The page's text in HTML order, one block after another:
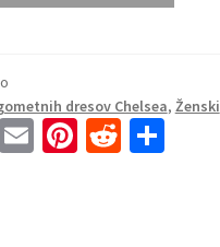
dresov Chelsea, Ženski
E Pi R S